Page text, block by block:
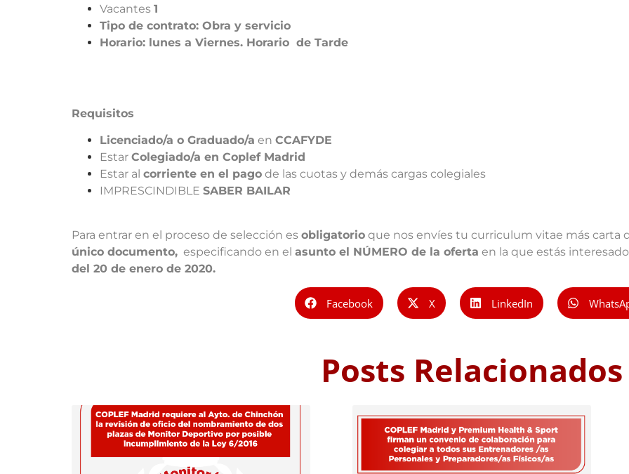
Vacantes 1
Tipo de contrato: Obra y servicio
Horario: lunes a Viernes. Horario de Tarde
Requisitos
Licenciado/a o Graduado/a en CCAFYDE
Estar Colegiado/a en Coplef Madrid
Estar al corriente en el pago de las cuotas y demás cargas colegiales
IMPRESCINDIBLE SABER BAILAR
Para entrar en el proceso de selección es obligatorio que nos envíes tu curriculum vitae más carta
único documento, especificando en el asunto el NÚMERO de la oferta en la que estás
del 20 de enero de 2020.
Facebook X LinkedIn
Posts Relacionados